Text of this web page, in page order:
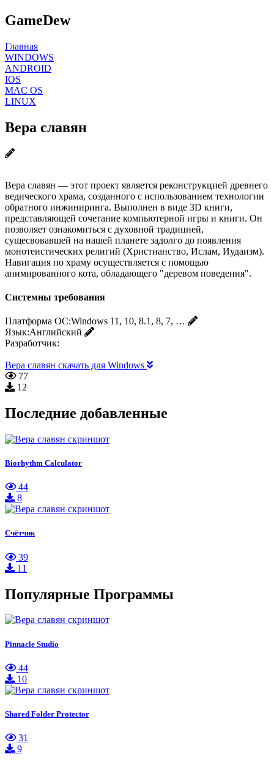
GameDew
Главная
WINDOWS
ANDROID
IOS
MAC OS
LINUX
Вера славян
Вера славян — этот проект является реконструкцией древнего
ведического храма, созданного с использованием технологии
обратного инжиниринга. Выполнен в виде 3D книги,
представляющей сочетание компьютерной игры и книги. Он
позволяет ознакомиться с духовной традицией,
сущесвовавшей на нашей планете задолго до появления
монотеистических религий (Христианство, Ислам, Иудаизм).
Навигация по храму осуществляется с помощью
анимированного кота, обладающего "деревом поведения".
Системны требования
Платформа ОС:Windows 11, 10, 8.1, 8, 7, …
Язык:Английский
Разработчик:
Вера славян скачать для Windows
77
12
Последние добавленные
Biorhythm Calculator
44
8
Счётчик
39
11
Популярные Программы
Pinnacle Studio
44
10
Shared Folder Protector
31
9